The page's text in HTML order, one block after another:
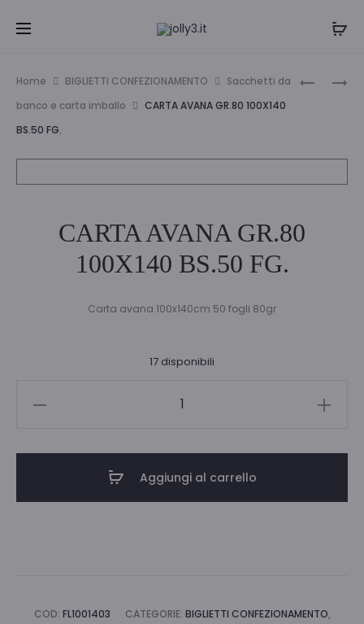
BUSTA
048
Home BIGLIETTI CONFEZIONAMENTO
Sacchetti da
banco e carta imballo
CARTA AVANA GR.80 100X140
BS.50 FG.
CARTA AVANA GR.80
100X140 BS.50 FG.
Carta avana 100x140cm 50 fogli 80gr
17 disponibili
Aggiungi al carrello
COD: FL1001403 CATEGORIE: BIGLIETTI CONFEZIONAMENTO,